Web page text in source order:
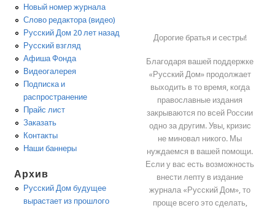
Новый номер журнала
Слово редактора (видео)
Русский Дом 20 лет назад
Русский взгляд
Афиша Фонда
Видеогалерея
Подписка и
распространение
Прайс лист
Заказать
Контакты
Наши баннеры
Архив
Русский Дом будущее
вырастает из прошлого
Дорогие братья и сестры!
Благодаря вашей поддержке
«Русский Дом» продолжает
выходить в то время, когда
православные издания
закрываются по всей России
одно за другим. Увы, кризис
не миновал никого. Мы
нуждаемся в вашей помощи.
Если у вас есть возможность
внести лепту в издание
журнала «Русский Дом», то
проще всего это сделать,